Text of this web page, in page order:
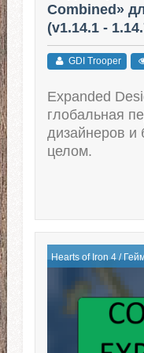
Combined»
(v1.14.1 -
GDI Trooper
Expanded
глобальная
дизайнеров и
целом.
Hearts of Iron 4/